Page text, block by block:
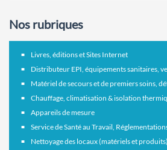
Nos rubriques
Livres, éditions et Sites Internet
Distributeur EPI, équipements sanitaires,
Matériel de secours et de premiers soins,
Chauffage, climatisation & isolation
Appareils de mesure
Service de Santé au Travail,
Nettoyage des locaux (matériels et produits)